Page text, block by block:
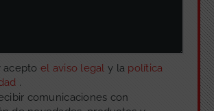
acepto el aviso legaly la política
.
comunicaciones con